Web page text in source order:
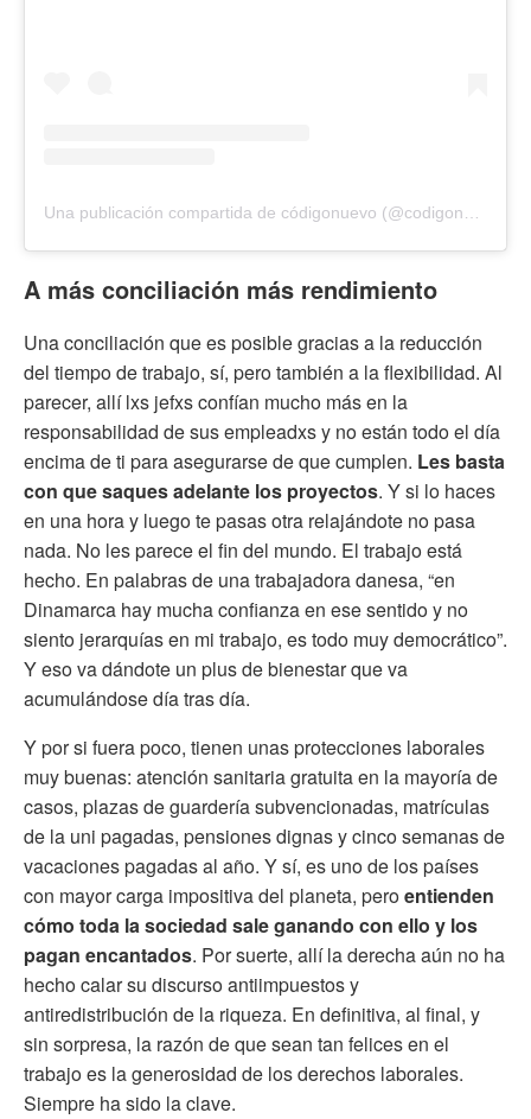
A más conciliación más rendimiento
Una conciliación que es posible gracias a la reducción
del tiempo de trabajo, sí, pero también a la flexibilidad. Al
parecer, allí lxs jefxs confían mucho más en la
responsabilidad de sus empleadxs y no están todo el día
encima de ti para asegurarse de que cumplen. Les basta
con que saques adelante los proyectos. Y si lo haces
en una hora y luego te pasas otra relajándote no pasa
nada. No les parece el fin del mundo. El trabajo está
hecho. En palabras de una trabajadora danesa, “en
Dinamarca hay mucha confianza en ese sentido y no
siento jerarquías en mi trabajo, es todo muy democrático”.
Y eso va dándote un plus de bienestar que va
acumulándose día tras día.
Y por si fuera poco, tienen unas protecciones laborales
muy buenas: atención sanitaria gratuita en la mayoría de
casos, plazas de guardería subvencionadas, matrículas
de la uni pagadas, pensiones dignas y cinco semanas de
vacaciones pagadas al año. Y sí, es uno de los países
con mayor carga impositiva del planeta, peroentienden
cómo toda la sociedad sale ganando con ello y los
pagan encantados. Por suerte, allí la derecha aún no ha
hecho calar su discurso antiimpuestos y
antiredistribución de la riqueza. En definitiva, al final, y
sin sorpresa, la razón de que sean tan felices en el
trabajo es la generosidad de los derechos laborales.
Siempre ha sido la clave.